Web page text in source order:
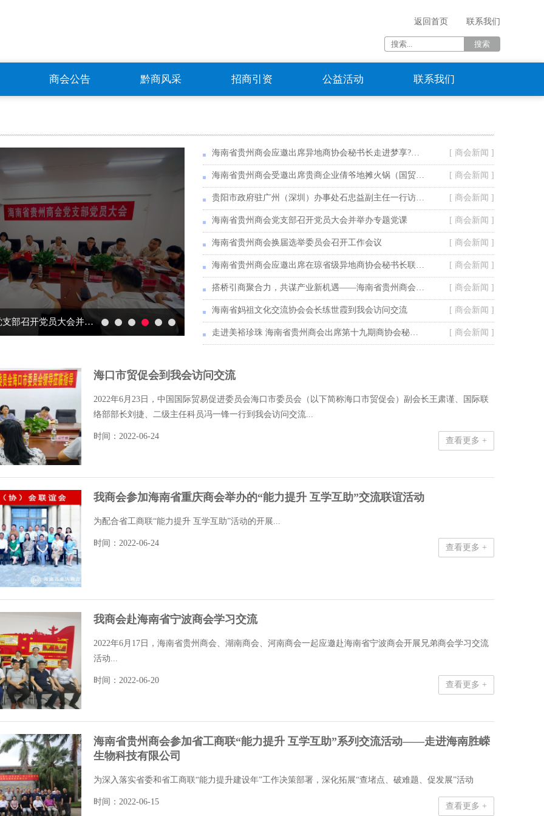
联系我们
返回首页
商会公告 黔商风采 招商引资 公益活动 联系我们
海南省贵州商会党支部召开党员大会并举办专题党课
海南省贵州商会应邀出席异地商协会秘书长走进梦享?龙腾湾活动 [ 商会新闻 ]
海南省贵州商会受邀出席贵商企业倩爷地摊火锅（国贸店）开业仪式 [ 商会新闻 ]
贵阳市政府驻广州（深圳）办事处石忠益副主任一行访问我会 [ 商会新闻 ]
海南省贵州商会党支部召开党员大会并举办专题党课 [ 商会新闻 ]
海南省贵州商会换届选举委员会召开工作会议 [ 商会新闻 ]
海南省贵州商会应邀出席在琼省级异地商协会秘书长联谊暨走进山高教育集团活动 [ 商会新闻 ]
搭桥引商聚合力，共谋产业新机遇——海南省贵州商会走访定安塔岭工业园区 [ 商会新闻 ]
海南省妈祖文化交流协会会长练世霞到我会访问交流 [ 商会新闻 ]
走进美裕珍珠 海南省贵州商会出席第十九期商协会秘书长联谊活动 [ 商会新闻 ]
海口市贸促会到我会访问交流
2022年6月23日，中国国际贸易促进委员会海口市委员会（以下简称海口市贸促会）副会长王肃谨、国际联
络部部长刘捷、二级主任科员冯一锋一行到我会访问交流...
时间：2022-06-24 查看更多 +
我商会参加海南省重庆商会举办的“能力提升 互学互助”交流联谊活动
为配合省工商联“能力提升 互学互助”活动的开展...
时间：2022-06-24 查看更多 +
我商会赴海南省宁波商会学习交流
2022年6月17日，海南省贵州商会、湖南商会、河南商会一起应邀赴海南省宁波商会开展兄弟商会学习交流
活动...
时间：2022-06-20 查看更多 +
海南省贵州商会参加省工商联“能力提升 互学互助”系列交流活动——走进海南胜嵘
生物科技有限公司
为深入落实省委和省工商联“能力提升建设年”工作决策部署，深化拓展“查堵点、破难题、促发展”活动
时间：2022-06-15 查看更多 +